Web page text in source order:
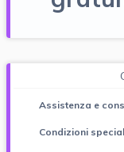
Assistenza e
Condizioni